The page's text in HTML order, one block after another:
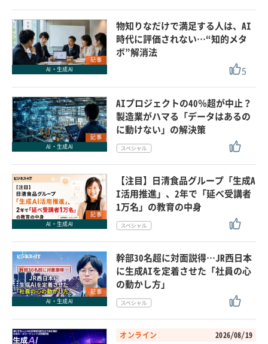
記事
AI・生成AI
物知りなだけで満足する人は、AI
時代に評価されない…“知的メタ
ボ”解消法
5
記事
AI・生成AI
AIプロジェクトの40％超が中止？
製造業がハマる「データはあるの
に動けない」の解決策
記事
AI・生成AI
【注目】日清食品グループ「生成A
I活用推進」、2年で「延べ受講者
1万名」の教育の中身
記事
AI・生成AI
幹部30名超に対面説得…JR西日本
に生成AIを定着させた「社員の心
の動かし方」
オンライン 2026/08/19